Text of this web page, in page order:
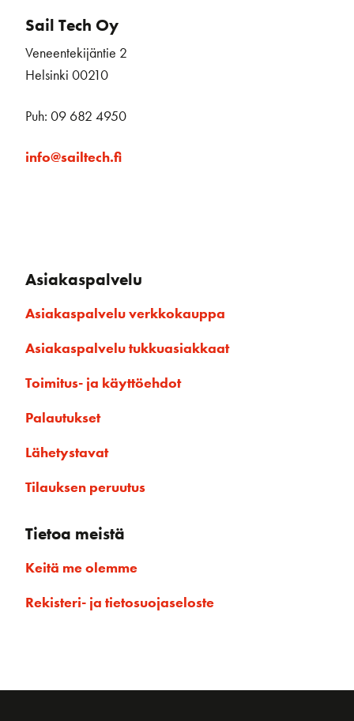
Sail Tech Oy
Veneentekijäntie 2
Helsinki 00210
Puh: 09 682 4950
info@sailtech.fi
Asiakaspalvelu
Asiakaspalvelu verkkokauppa
Asiakaspalvelu tukkuasiakkaat
Toimitus- ja käyttöehdot
Palautukset
Lähetystavat
Tilauksen peruutus
Tietoa meistä
Keitä me olemme
Rekisteri- ja tietosuojaseloste